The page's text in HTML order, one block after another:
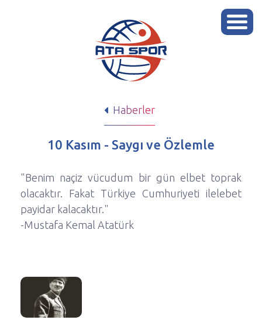
Haberler
10 Kasım - Saygı ve Özlemle
"Benim naçiz vücudum bir gün elbet toprak
olacaktır. Fakat Türkiye Cumhuriyeti ilelebet
payidar kalacaktır."
-Mustafa Kemal Atatürk